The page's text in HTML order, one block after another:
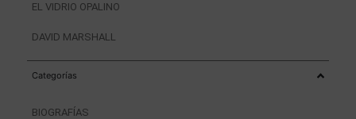
EL VIDRIO OPALINO
DAVID MARSHALL
Categorías
BIOGRAFÍAS